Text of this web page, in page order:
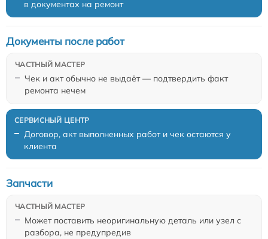
в документах на ремонт
Чек и акт обычно не выдаёт — подтвердить факт
ремонта нечем
Документы после работ
Договор, акт выполненных работ и чек остаются у
клиента
Может поставить неоригинальную деталь или узел с
разбора, не предупредив
Запчасти